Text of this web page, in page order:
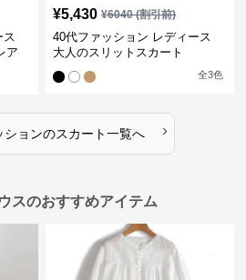
ス
ア
¥5,430 ¥6040(割引前)
40代ファッション レディース
大人のスリットスカート
全3色
ションのスカート一覧へ ›
スのおすすめアイテム